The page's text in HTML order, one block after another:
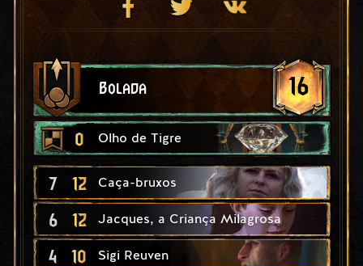
Bolada 16
0 Olho de Tigre
7 12 Caça-bruxos
6 12 Jacques, a Criança Milagrosa
4 10 Sigi Reuven